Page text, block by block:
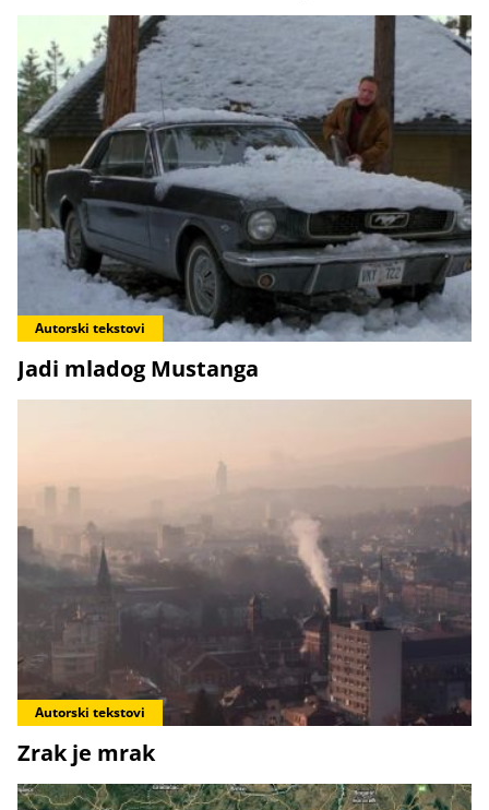
Autorski tekstovi
Jadi mladog Mustanga
Autorski tekstovi
Zrak je mrak